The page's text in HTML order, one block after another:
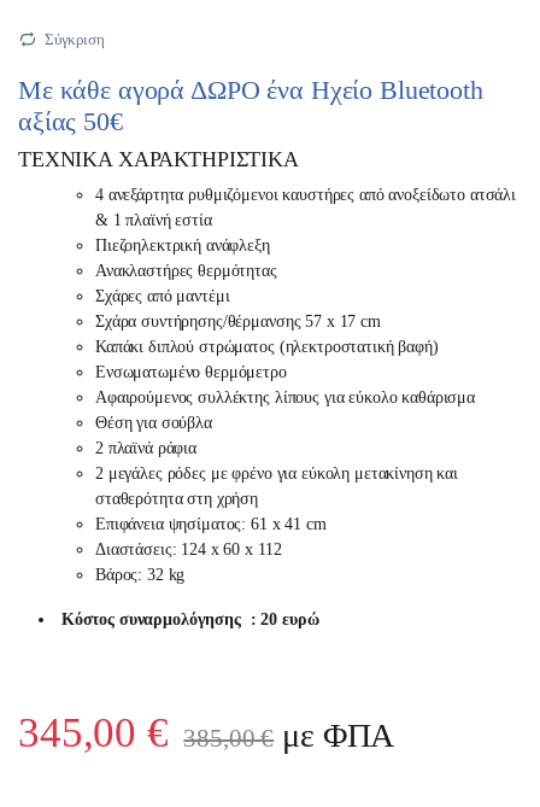
Σύγκριση
Με κάθε αγορά ΔΩΡΟ ένα Ηχείο Bluetooth
αξίας 50€
ΤΕΧΝΙΚΑ ΧΑΡΑΚΤΗΡΙΣΤΙΚΑ
4 ανεξάρτητα ρυθμιζόμενοι καυστήρες από ανοξείδωτο ατσάλι
& 1 πλαϊνή εστία
Πιεζοηλεκτρική ανάφλεξη
Ανακλαστήρες θερμότητας
Σχάρες από μαντέμι
Σχάρα συντήρησης/θέρμανσης 57 x 17 cm
Καπάκι διπλού στρώματος (ηλεκτροστατική βαφή)
Ενσωματωμένο θερμόμετρο
Αφαιρούμενος συλλέκτης λίπους για εύκολο καθάρισμα
Θέση για σούβλα
2 πλαϊνά ράφια
2 μεγάλες ρόδες με φρένο για εύκολη μετακίνηση και
σταθερότητα στη χρήση
Επιφάνεια ψησίματος: 61 x 41 cm
Διαστάσεις: 124 x 60 x 112
Βάρος: 32 kg
Κόστος συναρμολόγησης : 20 ευρώ
345,00€ 385,00€με ΦΠΑ